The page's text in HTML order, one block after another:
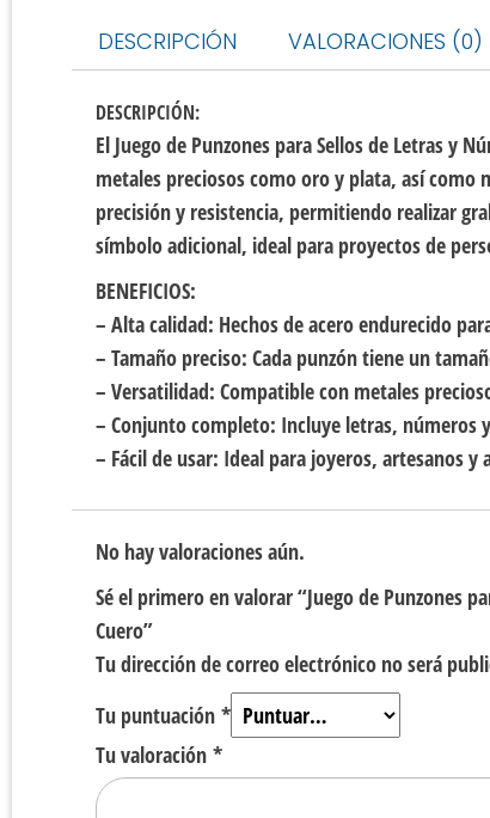
DESCRIPCIÓN VALORACIONES (0)
DESCRIPCIÓN:
El Juego de Punzones para Sellos de Letras y
metales preciosos como oro y plata, así como
precisión y resistencia, permitiendo realizar
símbolo adicional, ideal para proyectos de
BENEFICIOS:
– Alta calidad: Hechos de acero endurecido
– Tamaño preciso: Cada punzón tiene un
– Versatilidad: Compatible con metales
– Conjunto completo: Incluye letras,
– Fácil de usar: Ideal para joyeros, artesanos
No hay valoraciones aún.
Sé el primero en valorar “Juego de Punzones
Cuero”
Tu dirección de correo electrónico no será
Tu puntuación *
Tu valoración *